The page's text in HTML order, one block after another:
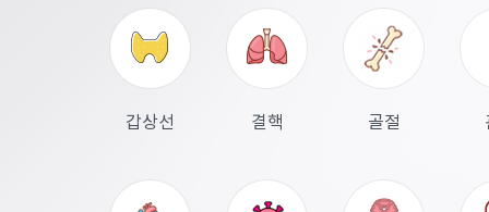
갑상선 결핵 골절